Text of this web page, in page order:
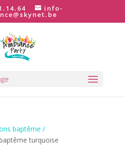
info-
baptême /
turquoise